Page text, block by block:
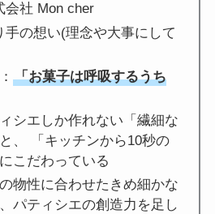
会社 Mon cher
手の想い(理念や大事にして
「お菓子は呼吸するうち
シエしか作れない「繊細な
、 「キッチンから10秒の
こだわっている
物性に合わせたきめ細かな
パティシエの創造力を足し